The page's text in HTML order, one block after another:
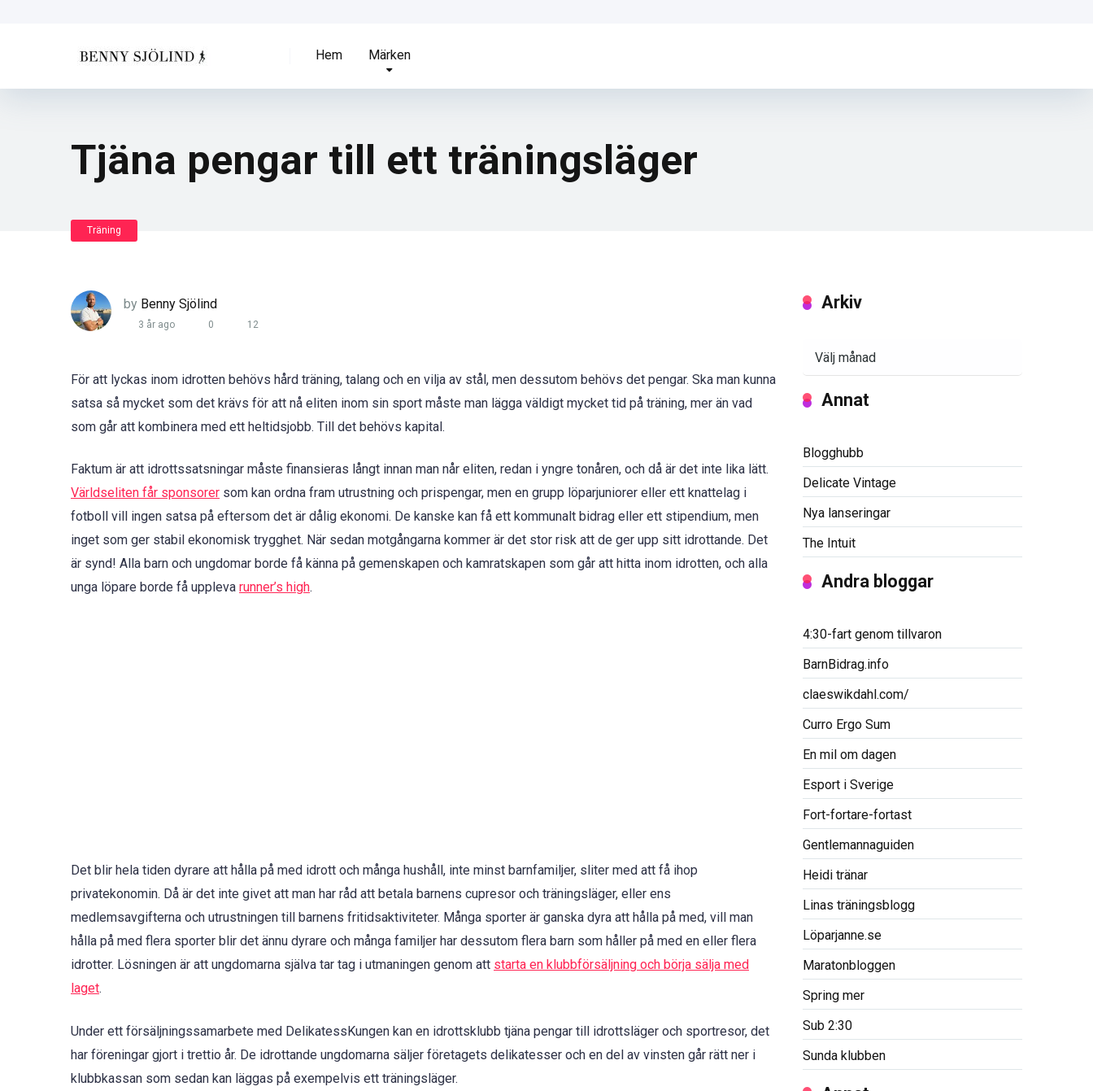
Hem Märken
Tjäna pengar till ett träningsläger
Träning
by Benny Sjölind
3 år ago 0 12
För att lyckas inom idrotten behövs hård träning, talang och en vilja av stål, men dessutom behövs det pengar. Ska man kunna
satsa så mycket som det krävs för att nå eliten inom sin sport måste man lägga väldigt mycket tid på träning, mer än vad
som går att kombinera med ett heltidsjobb. Till det behövs kapital.
Faktum är att idrottssatsningar måste finansieras långt innan man når eliten, redan i yngre tonåren, och då är det inte lika lätt.
Världseliten får sponsorer som kan ordna fram utrustning och prispengar, men en grupp löparjuniorer eller ett knattelag i
fotboll vill ingen satsa på eftersom det är dålig ekonomi. De kanske kan få ett kommunalt bidrag eller ett stipendium, men
inget som ger stabil ekonomisk trygghet. När sedan motgångarna kommer är det stor risk att de ger upp sitt idrottande. Det
är synd! Alla barn och ungdomar borde få känna på gemenskapen och kamratskapen som går att hitta inom idrotten, och alla
unga löpare borde få uppleva runner’s high.
Det blir hela tiden dyrare att hålla på med idrott och många hushåll, inte minst barnfamiljer, sliter med att få ihop
privatekonomin. Då är det inte givet att man har råd att betala barnens cupresor och träningsläger, eller ens
medlemsavgifterna och utrustningen till barnens fritidsaktiviteter. Många sporter är ganska dyra att hålla på med, vill man
hålla på med flera sporter blir det ännu dyrare och många familjer har dessutom flera barn som håller på med en eller flera
idrotter. Lösningen är att ungdomarna själva tar tag i utmaningen genom att starta en klubbförsäljning och börja sälja med
laget.
Under ett försäljningssamarbete med DelikatessKungen kan en idrottsklubb tjäna pengar till idrottsläger och sportresor, det
har föreningar gjort i trettio år. De idrottande ungdomarna säljer företagets delikatesser och en del av vinsten går rätt ner i
klubbkassan som sedan kan läggas på exempelvis ett träningsläger.
Arkiv
Annat
Blogghubb
Delicate Vintage
Nya lanseringar
The Intuit
Andra bloggar
4:30-fart genom tillvaron
BarnBidrag.info
claeswikdahl.com/
Curro Ergo Sum
En mil om dagen
Esport i Sverige
Fort-fortare-fortast
Gentlemannaguiden
Heidi tränar
Linas träningsblogg
Löparjanne.se
Maratonbloggen
Spring mer
Sub 2:30
Sunda klubben